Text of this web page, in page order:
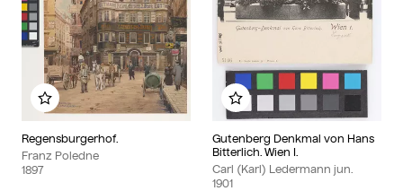
Regensburgerhof.
Franz Poledne
1897
Zu meinem Album hinzufügen
Gutenberg Denkmal von Hans
Bitterlich. Wien I.
Carl (Karl) Ledermann jun.
1901
Zu meinem Album